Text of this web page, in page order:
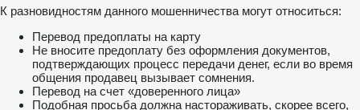
К разновидностям данного мошенничества могут относиться:
Перевод предоплаты на карту
Не вносите предоплату без оформления документов,
подтверждающих процесс передачи денег, если во время
общения продавец вызывает сомнения.
Перевод на счет «доверенного лица»
Подобная просьба должна настораживать, скорее всего,